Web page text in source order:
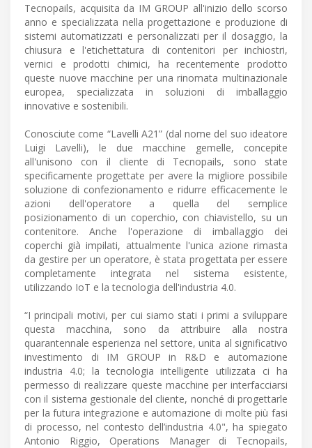
Tecnopails, acquisita da IM GROUP all'inizio dello scorso
anno e specializzata nella progettazione e produzione di
sistemi automatizzati e personalizzati per il dosaggio, la
chiusura e l'etichettatura di contenitori per inchiostri,
vernici e prodotti chimici, ha recentemente prodotto
queste nuove macchine per una rinomata multinazionale
europea, specializzata in soluzioni di imballaggio
innovative e sostenibili.
Conosciute come “Lavelli A21” (dal nome del suo ideatore
Luigi Lavelli), le due macchine gemelle, concepite
all'unisono con il cliente di Tecnopails, sono state
specificamente progettate per avere la migliore possibile
soluzione di confezionamento e ridurre efficacemente le
azioni dell'operatore a quella del semplice
posizionamento di un coperchio, con chiavistello, su un
contenitore. Anche l'operazione di imballaggio dei
coperchi già impilati, attualmente l'unica azione rimasta
da gestire per un operatore, è stata progettata per essere
completamente integrata nel sistema esistente,
utilizzando IoT e la tecnologia dell'industria 4.0.
“I principali motivi, per cui siamo stati i primi a sviluppare
questa macchina, sono da attribuire alla nostra
quarantennale esperienza nel settore, unita al significativo
investimento di IM GROUP in R&D e automazione
industria 4.0; la tecnologia intelligente utilizzata ci ha
permesso di realizzare queste macchine per interfacciarsi
con il sistema gestionale del cliente, nonché di progettarle
per la futura integrazione e automazione di molte più fasi
di processo, nel contesto dell’industria 4.0", ha spiegato
Antonio Riggio, Operations Manager di Tecnopails,